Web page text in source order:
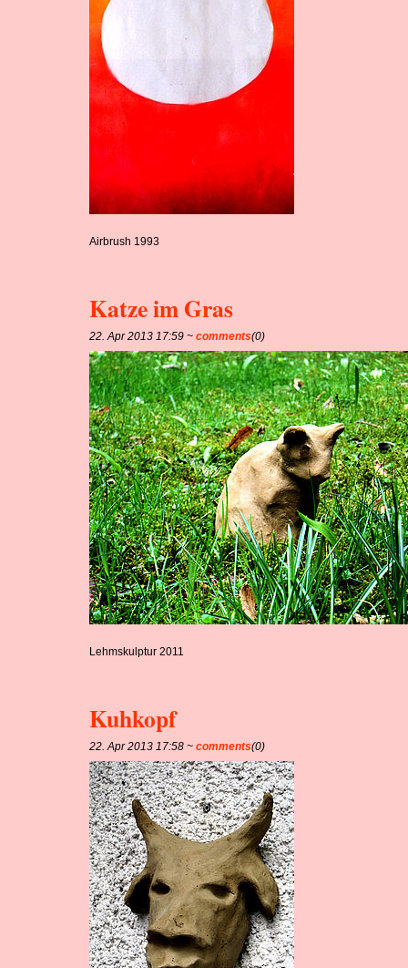
Airbrush 1993
Katze im Gras
22. Apr 2013 17:59 ~comments(0)
Lehmskulptur 2011
Kuhkopf
22. Apr 2013 17:58 ~comments(0)